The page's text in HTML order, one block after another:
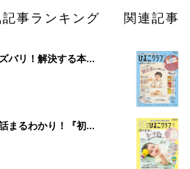
事ランキング
バリ！解決する本
号』 4カ月～2才
まるわかり！『初め
夏号』〈巻頭大特
関連記事